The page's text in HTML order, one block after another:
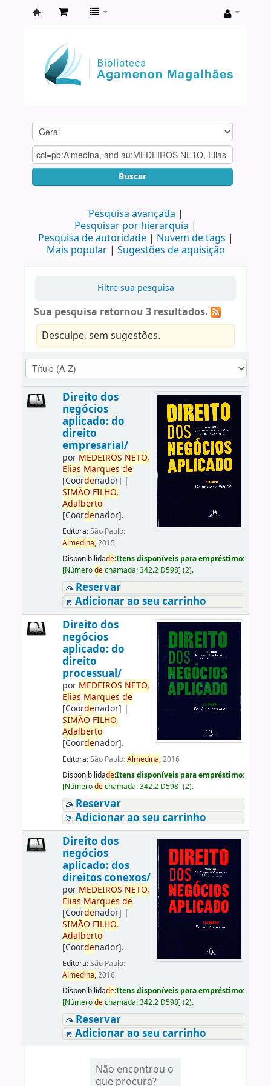
Agamenon
Magalhães
Buscar
Pesquisa avançada
Pesquisar por hierarquia
Pesquisa de autoridade
Nuvem de tags
Mais popular
Sugestões de aquisição
Filtre sua pesquisa
Sua pesquisa retornou 3 resultados.
Desculpe, sem sugestões.
Direito dos
negócios
aplicado: do
direito
empresarial/
por MEDEIROS NETO,
Elias Marques de
[Coordenador] |
SIMÃO FILHO,
Adalberto
[Coordenador].
Editora:São Paulo:
Almedina,2015
Disponibilidade:Itens disponíveis para empréstimo:
[Númerodechamada:342.2 D598] (2).
Reservar
Adicionar ao seu carrinho
Direito dos
negócios
aplicado: do
direito
processual/
por MEDEIROS NETO,
Elias Marques de
[Coordenador] |
SIMÃO FILHO,
Adalberto
[Coordenador].
Editora:São Paulo:Almedina,2016
Disponibilidade:Itens disponíveis para empréstimo:
[Númerodechamada:342.2 D598] (2).
Reservar
Adicionar ao seu carrinho
Direito dos
negócios
aplicado: dos
direitos conexos/
por MEDEIROS NETO,
Elias Marques de
[Coordenador] |
SIMÃO FILHO,
Adalberto
[Coordenador].
Editora:São Paulo:
Almedina,2016
Disponibilidade:Itens disponíveis para empréstimo:
[Númerodechamada:342.2 D598] (2).
Reservar
Adicionar ao seu carrinho
Não encontrou o
que procura?